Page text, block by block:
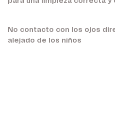
No contacto con los ojos
alejado de los niños